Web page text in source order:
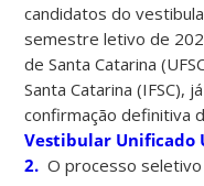
candidatos do
semestre letivo de
de Santa Catarina
Santa Catarina (IFSC),
confirmação definitiva
Vestibular Unificado
2. O processo